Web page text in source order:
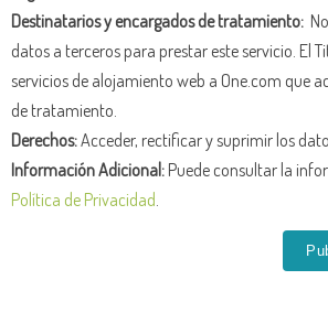
Destinatarios y encargados de tratamiento:
datos a terceros para prestar este servicio. El
servicios de alojamiento web a One.com que
de tratamiento.
Derechos:Acceder, rectificar y suprimir los
Información Adicional:Puede consultar la
Política de Privacidad